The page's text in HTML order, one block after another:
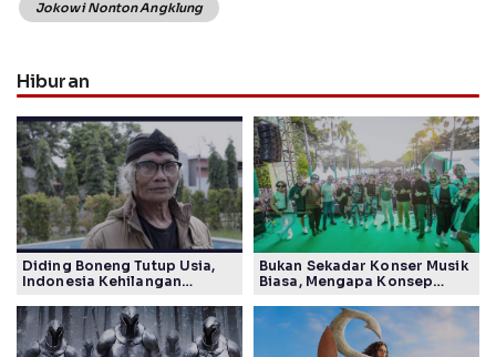
Jokowi Nonton Angklung
Hiburan
Diding Boneng Tutup Usia,
Indonesia Kehilangan
Generasi
Bukan Sekadar Konser Musik
Biasa, Mengapa Konsep
Tuai Pujian Banyak Pihak